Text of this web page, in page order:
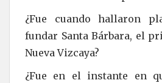
¿Fue cuando hallaron
fundar Santa Bárbara, el
Nueva Vizcaya?
¿Fue en el instante en